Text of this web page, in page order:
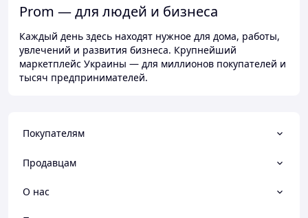
Prom — для людей и бизнеса
Каждый день здесь находят нужное для дома, работы,
увлечений и развития бизнеса. Крупнейший
маркетплейс Украины — для миллионов покупателей и
тысяч предпринимателей.
Покупателям
Продавцам
О нас